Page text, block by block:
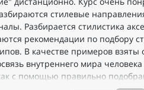
стилевые
Разбирается стилистика
рекомендации по подбору
В качестве примеров
внутреннего мира
с помощью правильно